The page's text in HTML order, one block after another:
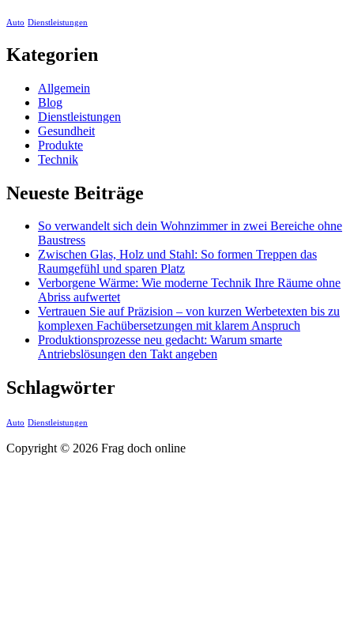
Auto Dienstleistungen
Kategorien
Allgemein
Blog
Dienstleistungen
Gesundheit
Produkte
Technik
Neueste Beiträge
So verwandelt sich dein Wohnzimmer in zwei Bereiche ohne
Baustress
Zwischen Glas, Holz und Stahl: So formen Treppen das
Raumgefühl und sparen Platz
Verborgene Wärme: Wie moderne Technik Ihre Räume ohne
Abriss aufwertet
Vertrauen Sie auf Präzision – von kurzen Werbetexten bis zu
komplexen Fachübersetzungen mit klarem Anspruch
Produktionsprozesse neu gedacht: Warum smarte
Antriebslösungen den Takt angeben
Schlagwörter
Auto Dienstleistungen
Copyright © 2026 Frag doch online